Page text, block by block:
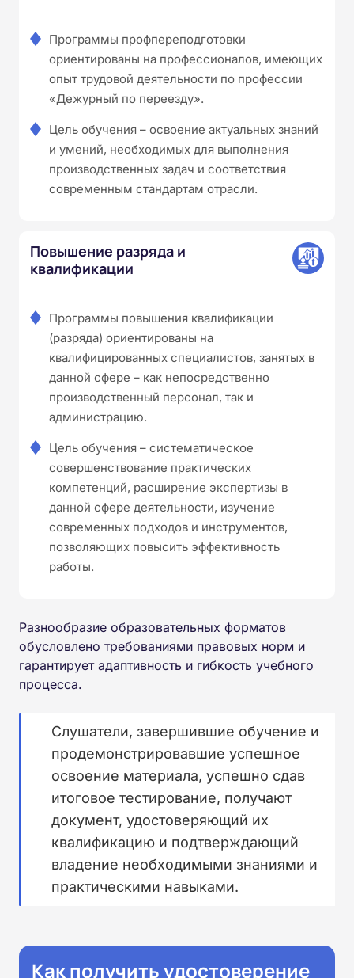
Программы профпереподготовки
ориентированы на профессионалов, имеющих
опыт трудовой деятельности по профессии
«Дежурный по переезду».
Цель обучения – освоение актуальных знаний
и умений, необходимых для выполнения
производственных задач и соответствия
современным стандартам отрасли.
Повышение разряда и
квалификации
Программы повышения квалификации
(разряда) ориентированы на
квалифицированных специалистов, занятых в
данной сфере – как непосредственно
производственный персонал, так и
администрацию.
Цель обучения – систематическое
совершенствование практических
компетенций, расширение экспертизы в
данной сфере деятельности, изучение
современных подходов и инструментов,
позволяющих повысить эффективность
работы.
Разнообразие образовательных форматов
обусловлено требованиями правовых норм и
гарантирует адаптивность и гибкость учебного
процесса.
Слушатели, завершившие обучение и
продемонстрировавшие успешное
освоение материала, успешно сдав
итоговое тестирование, получают
документ, удостоверяющий их
квалификацию и подтверждающий
владение необходимыми знаниями и
практическими навыками.
Как получить удостоверение